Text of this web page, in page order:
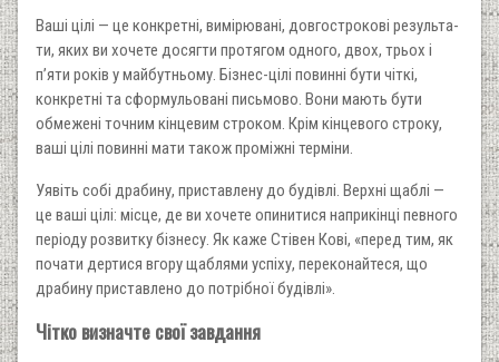
Ваші цілі — це конкретні, вимірювані, довгострокові результа­
ти, яких ви хочете досягти протягом одного, двох, трьох і
п’яти років у майбутньому. Бізнес-цілі повинні бути чіткі,
конкретні та сформульовані письмово. Вони мають бути
обмежені точним кінцевим строком. Крім кінцевого строку,
ваші цілі повинні мати також проміжні терміни.
Уявіть собі драбину, приставлену до будівлі. Верхні щаблі —
це ваші цілі: місце, де ви хочете опинитися наприкінці певно­го
періоду розвитку бізнесу. Як каже Стівен Кові, «перед тим, як
почати дертися вгору щаблями успіху, переконайтеся, що
драбину приставлено до потрібної будівлі».
Чітко визначте свої завдання